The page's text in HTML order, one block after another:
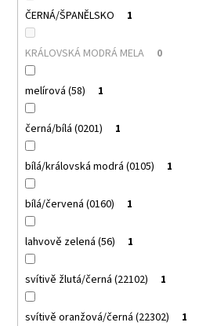
ČERNÁ/ŠPANĚLSKO 1
KRÁLOVSKÁ MODRÁ MELA 0
melírová (58) 1
černá/bílá (0201) 1
bílá/královská modrá (0105) 1
bílá/červená (0160) 1
lahvově zelená (56) 1
svítivě žlutá/černá (22102) 1
svítivě oranžová/černá (22302) 1